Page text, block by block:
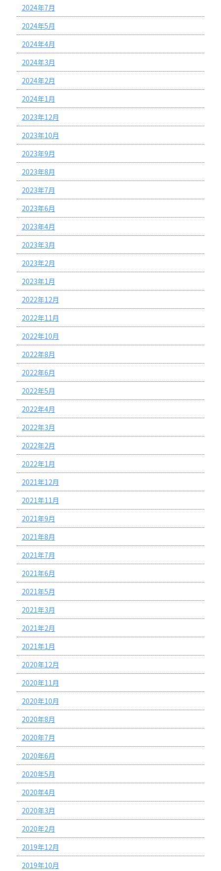
2024年7月
2024年5月
2024年4月
2024年3月
2024年2月
2024年1月
2023年12月
2023年10月
2023年9月
2023年8月
2023年7月
2023年6月
2023年4月
2023年3月
2023年2月
2023年1月
2022年12月
2022年11月
2022年10月
2022年8月
2022年6月
2022年5月
2022年4月
2022年3月
2022年2月
2022年1月
2021年12月
2021年11月
2021年9月
2021年8月
2021年7月
2021年6月
2021年5月
2021年3月
2021年2月
2021年1月
2020年12月
2020年11月
2020年10月
2020年8月
2020年7月
2020年6月
2020年5月
2020年4月
2020年3月
2020年2月
2019年12月
2019年10月